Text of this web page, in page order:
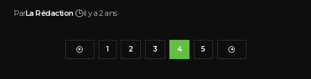
ParLa Rédaction il y a 2 ans
1 2 3 4 5